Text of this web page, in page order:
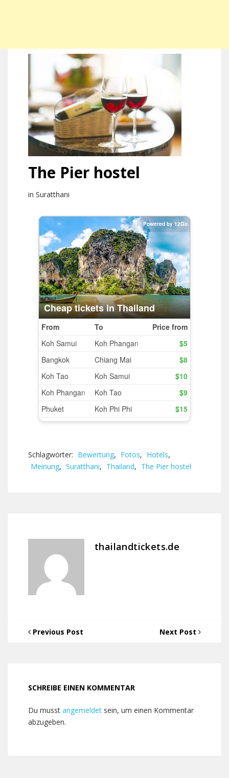
The Pier hostel
in Suratthani
Schlagwörter: Bewertung, Fotos, Hotels,
Meinung, Suratthani, Thailand, The Pier hostel
thailandtickets.de
Previous Post Next Post
SCHREIBE EINEN KOMMENTAR
Du musst angemeldet sein, um einen Kommentar
abzugeben.